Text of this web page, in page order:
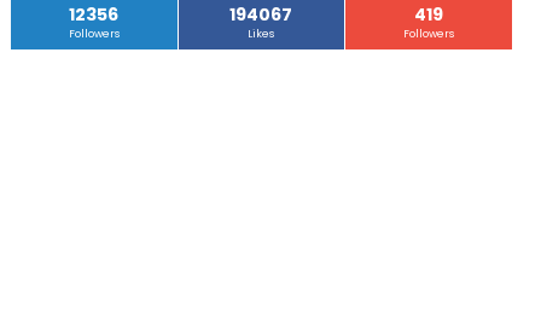
12356
Followers
194067
Likes
419
Followers